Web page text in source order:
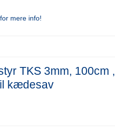
mere info!
TKS 3mm, 100cm ,
kædesav